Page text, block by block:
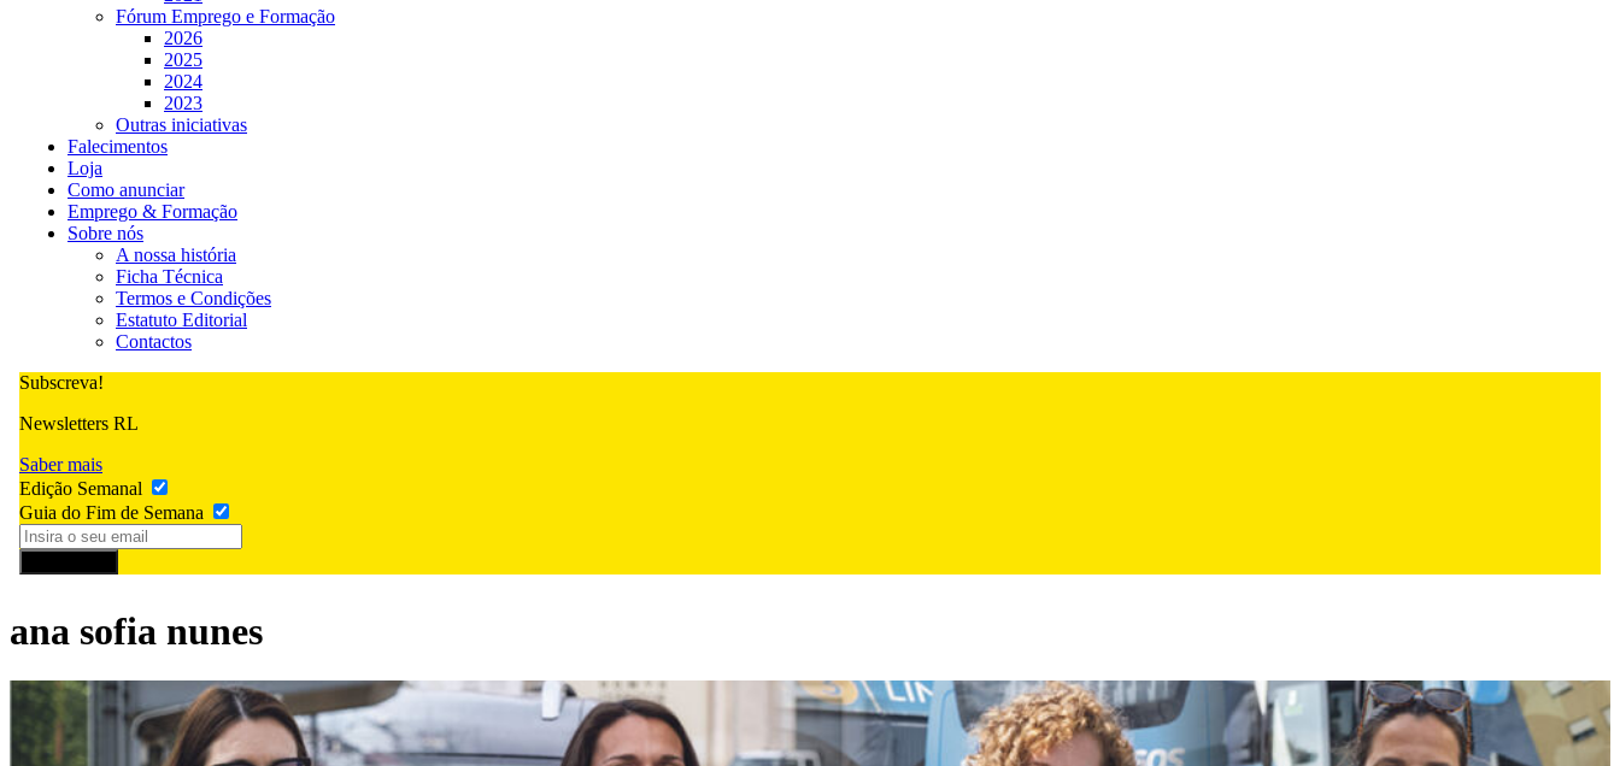
Fórum Emprego e Formação
2026
2025
2024
2023
Outras iniciativas
Falecimentos
Loja
Como anunciar
Emprego & Formação
Sobre nós
A nossa história
Ficha Técnica
Termos e Condições
Estatuto Editorial
Contactos
Subscreva!
Newsletters RL
Saber mais
Edição Semanal
Guia do Fim de Semana
ana sofia nunes